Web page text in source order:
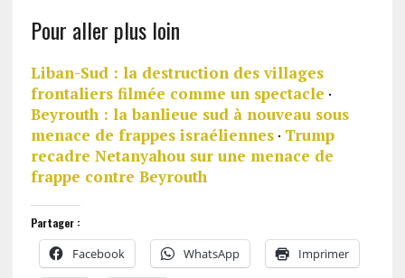
Pour aller plus loin
Liban-Sud : la destruction des villages
frontaliers filmée comme un spectacle ·
Beyrouth : la banlieue sud à nouveau sous
menace de frappes israéliennes· Trump
recadre Netanyahou sur une menace de
frappe contre Beyrouth
Partager :
Facebook WhatsApp Imprimer